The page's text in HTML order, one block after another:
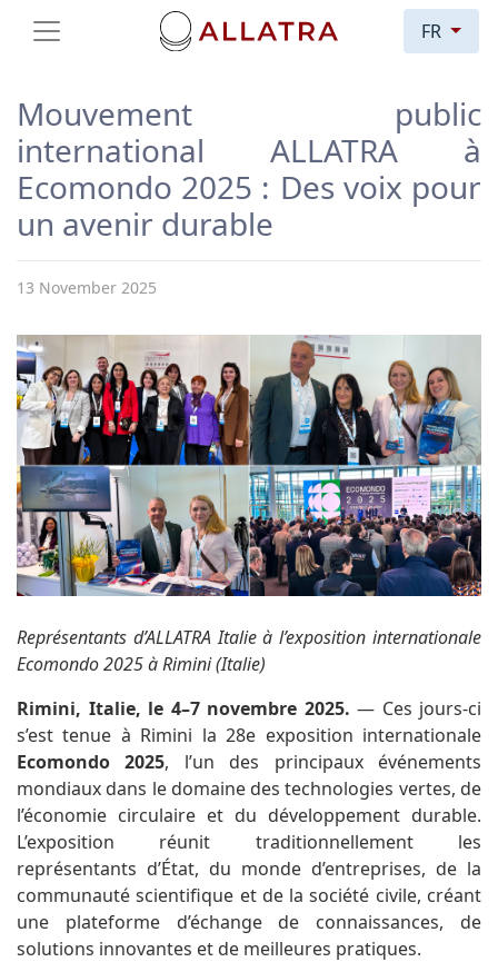
FR
Mouvement public
international ALLATRA à
Ecomondo 2025 : Des voix pour
un avenir durable
13 November 2025
Représentants d’ALLATRA Italie à l’exposition internationale
Ecomondo 2025 à Rimini (Italie)
Rimini, Italie, le 4–7 novembre 2025. — Ces jours-ci
s’est tenue à Rimini la 28e exposition internationale
Ecomondo 2025, l’un des principaux événements
mondiaux dans le domaine des technologies vertes, de
l’économie circulaire et du développement durable.
L’exposition réunit traditionnellement les
représentants d’État, du monde d’entreprises, de la
communauté scientifique et de la société civile, créant
une plateforme d’échange de connaissances, de
solutions innovantes et de meilleures pratiques.